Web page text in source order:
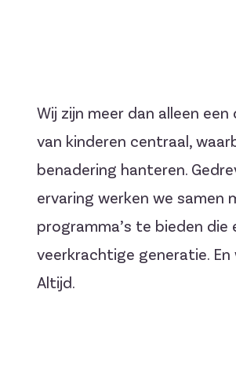
Wij zijn meer dan alleen
van kinderen centraal,
benadering hanteren.
ervaring werken we samen
programma’s te bieden
veerkrachtige generatie.
Altijd.